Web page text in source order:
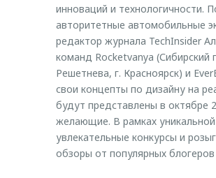
инноваций и технологичности.
авторитетные автомобильные
редактор журнала TechInsider
команд Rocketvanya (Сибирский
Решетнева, г. Красноярск) и
свои концепты по дизайну на
будут представлены в октябре
желающие. В рамках
увлекательные конкурсы и
обзоры от популярных